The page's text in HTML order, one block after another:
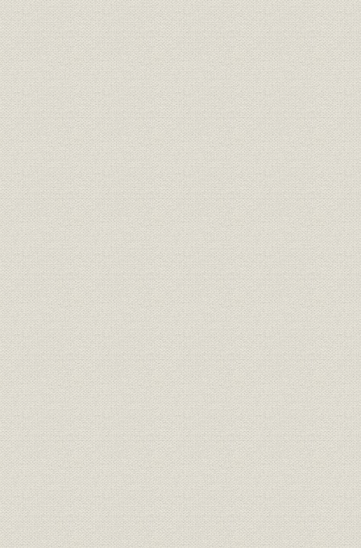
経営;財務・業績業績 昭和56-61年度の業績の推移
昭和56年
年度(1986
経営;財務・業績業績 昭和62-平成3年度の業績の推移
昭和62年
度(1991年
事業所;沿革 本支店の沿革
関係会社 グループ会社の概要
経営理念 創業理念
経営理念 企業コンセプト
定款 原始定款 昭和十二
定款 現行定款
役員 歴代役員任期表
昭和12年
(1991年)
事業所 事業所所在地
組織 経営組織図